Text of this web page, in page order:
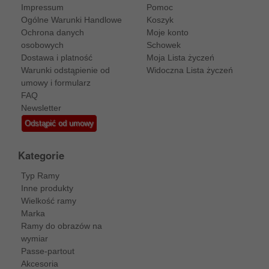
Impressum
Ogólne Warunki Handlowe
Ochrona danych
osobowych
Dostawa i platność
Warunki odstąpienie od
umowy i formularz
FAQ
Newsletter
Odstąpić od umowy
Pomoc
Koszyk
Moje konto
Schowek
Moja Lista życzeń
Widoczna Lista życzeń
Kategorie
Typ Ramy
Inne produkty
Wielkość ramy
Marka
Ramy do obrazów na
wymiar
Passe-partout
Akcesoria